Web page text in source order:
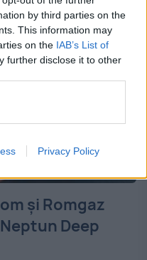
by third parties on the
This information may
on the IAB’s List of
further disclose it to other
Privacy Policy
și Romgaz
Deep